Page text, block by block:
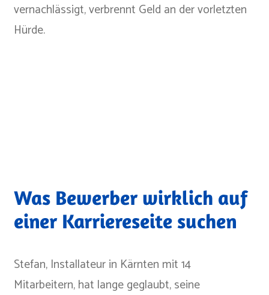
vernachlässigt, verbrennt Geld an der vorletzten
Hürde.
Was Bewerber wirklich auf
einer Karriereseite suchen
Stefan, Installateur in Kärnten mit 14
Mitarbeitern, hat lange geglaubt, seine